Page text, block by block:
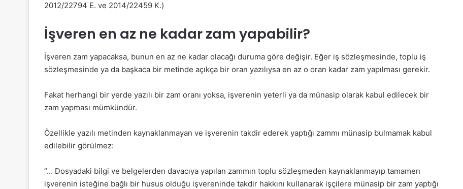
2012/22794 E. ve 2014/22459 K.)
İşveren en az ne kadar zam yapabilir?
İşveren zam yapacaksa, bunun en az ne kadar olacağı duruma göre değişir. Eğer iş sözleşmesinde, toplu iş
sözleşmesinde ya da başkaca bir metinde açıkça bir oran yazılıysa en az o oran kadar zam yapılması gerekir.
Fakat herhangi bir yerde yazılı bir zam oranı yoksa, işverenin yeterli ya da münasip olarak kabul edilecek bir
zam yapması mümkündür.
Özellikle yazılı metinden kaynaklanmayan ve işverenin takdir ederek yaptığı zammı münasip bulmamak kabul
edilebilir görülmez:
“… Dosyadaki bilgi ve belgelerden davacıya yapılan zammın toplu sözleşmeden kaynaklanmayıp tamamen
işverenin isteğine bağlı bir husus olduğu işvereninde takdir hakkını kullanarak işçilere münasip bir zam yaptığı